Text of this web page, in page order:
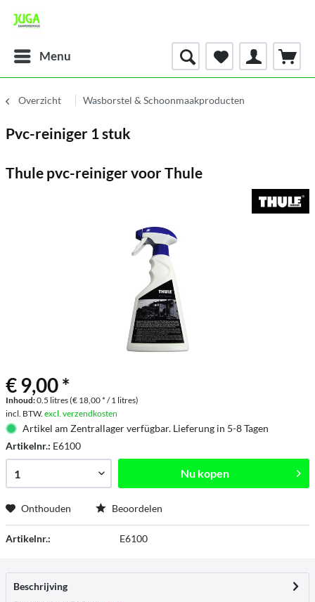
Menu
Overzicht Wasborstel & Schoonmaakproducten
Pvc-reiniger 1 stuk
Thule pvc-reiniger voor Thule
€ 9,00 *
Inhoud:0.5 litres (€ 18,00 * / 1 litres)
incl. BTW. excl. verzendkosten
Artikel am Zentrallager verfügbar. Lieferung in 5-8 Tagen
Artikelnr.: E6100
Nu kopen
Onthouden Beoordelen
Artikelnr.: E6100
Beschrijving